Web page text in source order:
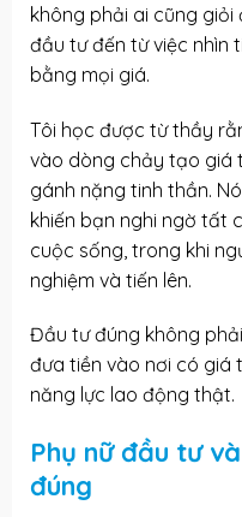
không phải ai cũng giỏi
đầu tư đến từ việc nhìn
bằng mọi giá.
Tôi học được từ thầy
vào dòng chảy tạo giá
gánh nặng tinh thần.
khiến bạn nghi ngờ tất
cuộc sống, trong khi
nghiệm và tiến lên.
Đầu tư đúng không
đưa tiền vào nơi có giá
năng lực lao động thật.
Phụ nữ đầu tư
đúng